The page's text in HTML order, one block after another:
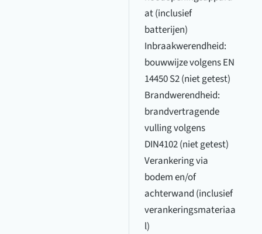
at (inclusief
batterijen)
Inbraakwerendheid:
bouwwijze volgens EN
14450 S2 (niet getest)
Brandwerendheid:
brandvertragende
vulling volgens
DIN4102 (niet getest)
Verankering via
bodem en/of
achterwand (inclusief
verankeringsmateriaa
l)